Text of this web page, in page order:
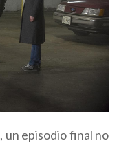
un episodio final no